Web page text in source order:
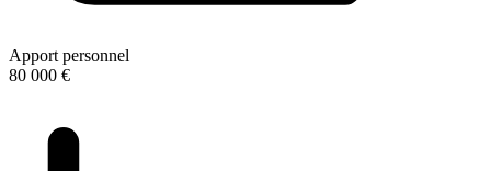
Apport personnel
80 000 €